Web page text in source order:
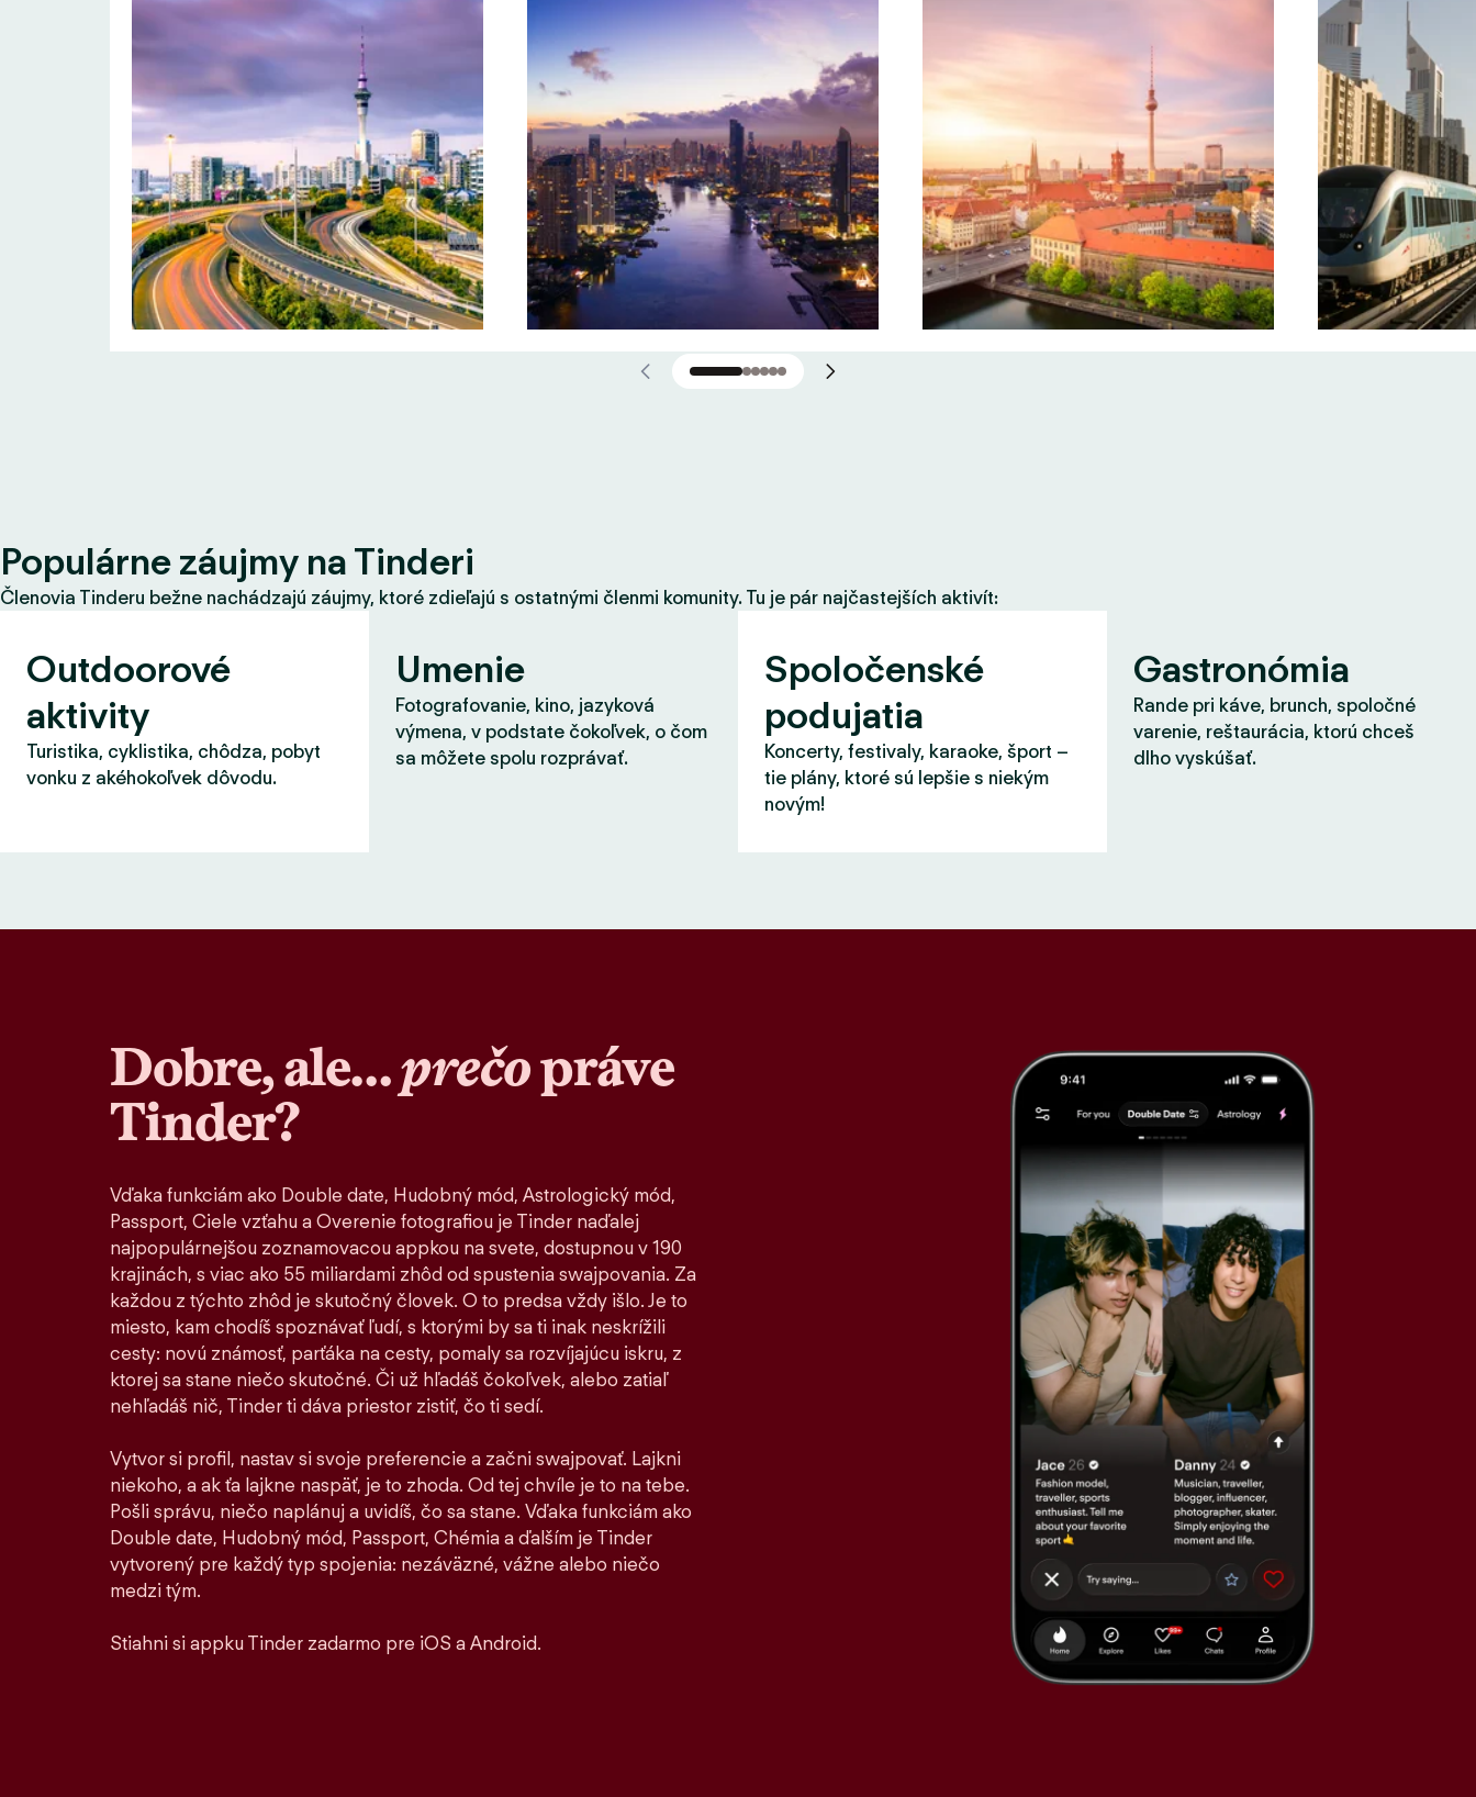
Populárne záujmy na Tinderi
Členovia Tinderu bežne nachádzajú záujmy, ktoré zdieľajú s ostatnými členmi komunity. Tu je pár najčastejších aktivít:
Outdoorové
aktivity
Turistika, cyklistika, chôdza, pobyt
vonku z akéhokoľvek dôvodu.
Umenie
Fotografovanie, kino, jazyková
výmena, v podstate čokoľvek, o čom
sa môžete spolu rozprávať.
Spoločenské
podujatia
Koncerty, festivaly, karaoke, šport –
tie plány, ktoré sú lepšie s niekým
novým!
Gastronómia
Rande pri káve, brunch, spoločné
varenie, reštaurácia, ktorú chceš
dlho vyskúšať.
Dobre, ale…prečopráve
Tinder?
Vďaka funkciám ako Double date, Hudobný mód, Astrologický mód,
Passport, Ciele vzťahu a Overenie fotografiou je Tinder naďalej
najpopulárnejšou zoznamovacou appkou na svete, dostupnou v 190
krajinách, s viac ako 55 miliardami zhôd od spustenia swajpovania. Za
každou z týchto zhôd je skutočný človek. O to predsa vždy išlo. Je to
miesto, kam chodíš spoznávať ľudí, s ktorými by sa ti inak neskrížili
cesty: novú známosť, parťáka na cesty, pomaly sa rozvíjajúcu iskru, z
ktorej sa stane niečo skutočné. Či už hľadáš čokoľvek, alebo zatiaľ
nehľadáš nič, Tinder ti dáva priestor zistiť, čo ti sedí.
Vytvor si profil, nastav si svoje preferencie a začni swajpovať. Lajkni
niekoho, a ak ťa lajkne naspäť, je to zhoda. Od tej chvíle je to na tebe.
Pošli správu, niečo naplánuj a uvidíš, čo sa stane. Vďaka funkciám ako
Double date, Hudobný mód, Passport, Chémia a ďalším je Tinder
vytvorený pre každý typ spojenia: nezáväzné, vážne alebo niečo
medzi tým.
Stiahni si appku Tinder zadarmo pre iOS a Android.